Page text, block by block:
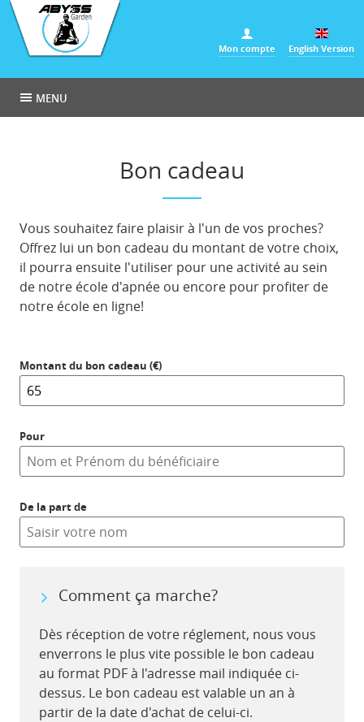
Mon compte English Version
MENU
Bon cadeau
Vous souhaitez faire plaisir à l'un de vos proches?
Offrez lui un bon cadeau du montant de votre choix,
il pourra ensuite l'utiliser pour une activité au sein
de notre école d'apnée ou encore pour profiter de
notre école en ligne!
Montant du bon cadeau (€)
Pour
De la part de
Comment ça marche?
Dès réception de votre réglement, nous vous
enverrons le plus vite possible le bon cadeau
au format PDF à l'adresse mail indiquée ci-
dessus. Le bon cadeau est valable un an à
partir de la date d'achat de celui-ci.
Panneau de gestion des cookies